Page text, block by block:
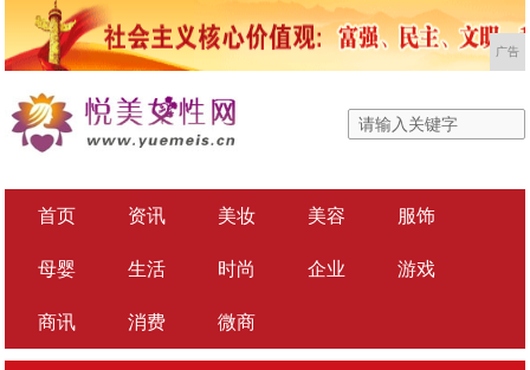
广告
首页 资讯 美妆 美容 服饰
母婴 生活 时尚 企业 游戏
商讯 消费 微商